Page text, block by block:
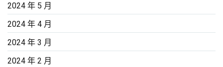
2024 年 5 月
2024 年 4 月
2024 年 3 月
2024 年 2 月